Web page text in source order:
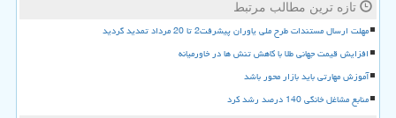
تازه ترین مطالب مرتبط
مهلت ارسال مستندات طرح ملی یاوران پیشرفت2 تا 20 مرداد تمدید گردید
افزایش قیمت جهانی طلا با کاهش تنش ها در خاورمیانه
آموزش مهارتی باید بازار محور باشد
منابع مشاغل خانگی 140 درصد رشد کرد